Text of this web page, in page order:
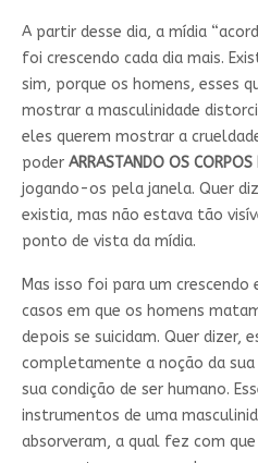
A partir desse dia, a mídia
foi crescendo cada dia mais.
sim, porque os homens, esses
mostrar a masculinidade
eles querem mostrar a
poder ARRASTANDO OS CORPOS
jogando-os pela janela. Quer
existia, mas não estava tão
ponto de vista da mídia.
Mas isso foi para um
casos em que os homens
depois se suicidam. Quer dizer,
completamente a noção da
sua condição de ser humano.
instrumentos de uma
absorveram, a qual fez com